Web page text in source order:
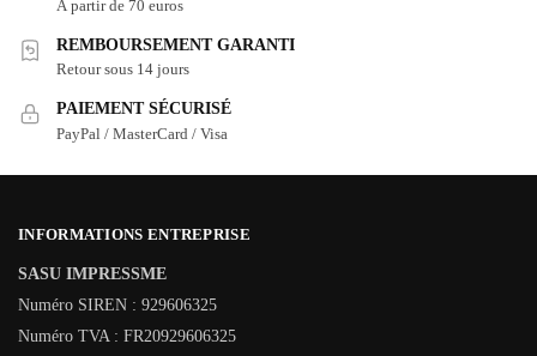
À partir de 70 euros
REMBOURSEMENT GARANTI
Retour sous 14 jours
PAIEMENT SÉCURISÉ
PayPal / MasterCard / Visa
INFORMATIONS ENTREPRISE
SASU IMPRESSME
Numéro SIREN : 929606325
Numéro TVA : FR20929606325